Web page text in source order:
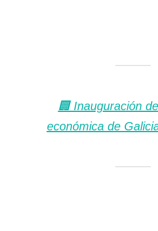
🏢 Inauguración
económica de